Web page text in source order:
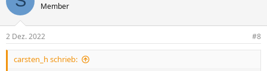
Member
2 Dez. 2022 #8
carsten_h schrieb: